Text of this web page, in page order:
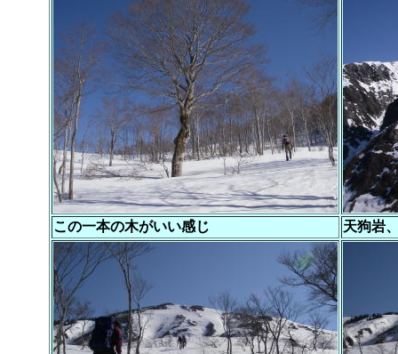
この一本の木がいい感じ 天狗岩